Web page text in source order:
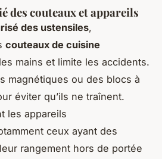
des couteaux et appareils
des ustensiles,
couteaux de cuisine
mains et limite les accidents.
magnétiques ou des blocs à
éviter qu’ils ne traînent.
les appareils
ceux ayant des
rangement hors de portée